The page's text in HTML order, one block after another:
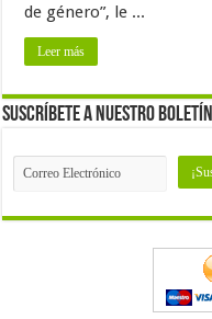
de género”, le ...
Leer más
Suscríbete a nuestro Boletín